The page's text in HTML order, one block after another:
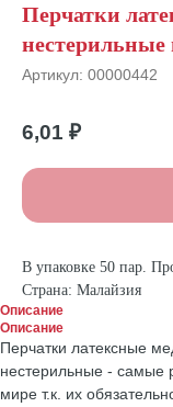
Перчатки
Артикул: 00000442
6,01 ₽
В упаковке 50 пар.
Страна: Малайзия
Описание
Описание
Перчатки латексные
нестерильные - самые
мире т.к. их